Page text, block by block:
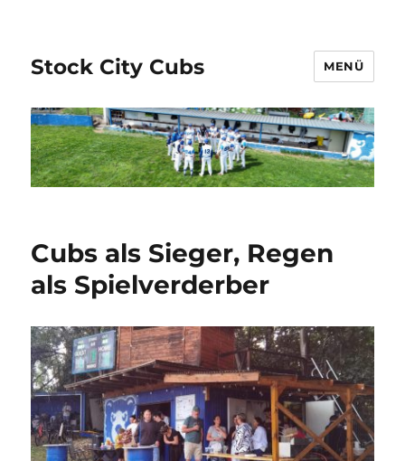
Stock City Cubs MENÜ
Cubs als Sieger, Regen
als Spielverderber